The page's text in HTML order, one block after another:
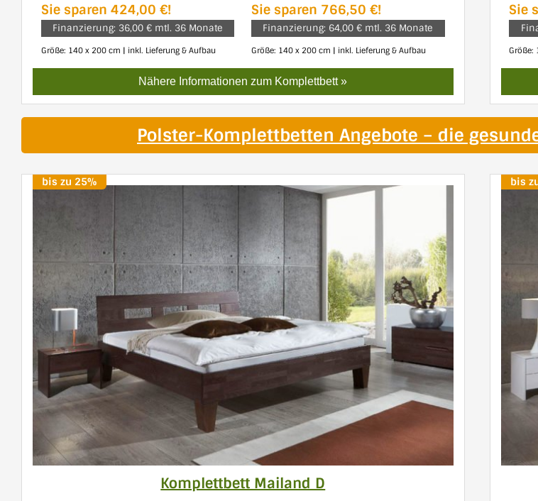
Sie sparen 424,00 €!
Finanzierung: 36,00 € mtl. 36 Monate
Größe: 140 x 200 cm | inkl. Lieferung & Aufbau
Sie sparen 766,50 €!
Finanzierung: 64,00 € mtl. 36 Monate
Größe: 140 x 200 cm | inkl. Lieferung & Aufbau
Nähere Informationen zum Komplettbett »
Sie
Größe:
Polster-Komplettbetten Angebote – die
bis zu 25%
Komplettbett Mailand D
bis